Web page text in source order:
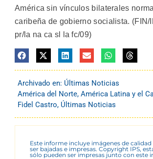
América sin vínculos bilaterales
caribeña de gobierno socialista. (FIN/
pr/la na ca sl la fc/09)
Archivado en: Últimas Noticias
América del Norte, América Latina y el
Fidel Castro, Últimas Noticias
Este informe incluye imágenes de
ser bajadas e impresas. Copyright IPS,
sólo pueden ser impresas junto con este